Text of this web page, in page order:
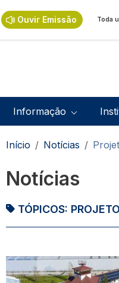
Ouvir Emissão Toda
Navegação
Informação
Navegação
Início Notícias
Notícias
TÓPICOS: PROJETO
Imagem